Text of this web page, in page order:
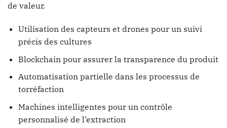
de valeur.
Utilisation des capteurs et drones pour un suivi
précis des cultures
Blockchain pour assurer la transparence du produit
Automatisation partielle dans les processus de
torréfaction
Machines intelligentes pour un contrôle
personnalisé de l’extraction